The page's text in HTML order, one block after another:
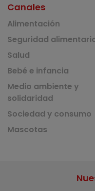
Canales
Alimentación
Seguridad
Salud
Bebé e infancia
Medio ambiente y
solidaridad
Sociedad y consumo
Mascotas